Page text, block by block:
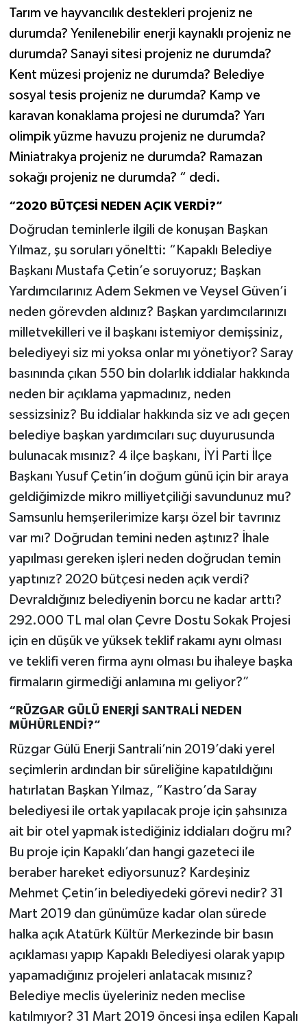
Tarım ve hayvancılık destekleri projeniz ne
durumda? Yenilenebilir enerji kaynaklı projeniz ne
durumda? Sanayi sitesi projeniz ne durumda?
Kent müzesi projeniz ne durumda? Belediye
sosyal tesis projeniz ne durumda? Kamp ve
karavan konaklama projesi ne durumda? Yarı
olimpik yüzme havuzu projeniz ne durumda?
Miniatrakya projeniz ne durumda? Ramazan
sokağı projeniz ne durumda? “ dedi.
“2020 BÜTÇESİ NEDEN AÇIK VERDİ?”
Doğrudan teminlerle ilgili de konuşan Başkan
Yılmaz, şu soruları yöneltti: “Kapaklı Belediye
Başkanı Mustafa Çetin’e soruyoruz; Başkan
Yardımcılarınız Adem Sekmen ve Veysel Güven’i
neden görevden aldınız? Başkan yardımcılarınızı
milletvekilleri ve il başkanı istemiyor demişsiniz,
belediyeyi siz mi yoksa onlar mı yönetiyor? Saray
basınında çıkan 550 bin dolarlık iddialar hakkında
neden bir açıklama yapmadınız, neden
sessizsiniz? Bu iddialar hakkında siz ve adı geçen
belediye başkan yardımcıları suç duyurusunda
bulunacak mısınız? 4 ilçe başkanı, İYİ Parti İlçe
Başkanı Yusuf Çetin’in doğum günü için bir araya
geldiğimizde mikro milliyetçiliği savundunuz mu?
Samsunlu hemşerilerimize karşı özel bir tavrınız
var mı? Doğrudan temini neden aştınız? İhale
yapılması gereken işleri neden doğrudan temin
yaptınız? 2020 bütçesi neden açık verdi?
Devraldığınız belediyenin borcu ne kadar arttı?
292.000 TL mal olan Çevre Dostu Sokak Projesi
için en düşük ve yüksek teklif rakamı aynı olması
ve teklifi veren firma aynı olması bu ihaleye başka
firmaların girmediği anlamına mı geliyor?”
“RÜZGAR GÜLÜ ENERJİ SANTRALİ NEDEN
MÜHÜRLENDİ?”
Rüzgar Gülü Enerji Santrali’nin 2019’daki yerel
seçimlerin ardından bir süreliğine kapatıldığını
hatırlatan Başkan Yılmaz, “Kastro’da Saray
belediyesi ile ortak yapılacak proje için şahsınıza
ait bir otel yapmak istediğiniz iddiaları doğru mı?
Bu proje için Kapaklı’dan hangi gazeteci ile
beraber hareket ediyorsunuz? Kardeşiniz
Mehmet Çetin’in belediyedeki görevi nedir? 31
Mart 2019 dan günümüze kadar olan sürede
halka açık Atatürk Kültür Merkezinde bir basın
açıklaması yapıp Kapaklı Belediyesi olarak yapıp
yapamadığınız projeleri anlatacak mısınız?
Belediye meclis üyeleriniz neden meclise
katılmıyor? 31 Mart 2019 öncesi inşa edilen Kapalı